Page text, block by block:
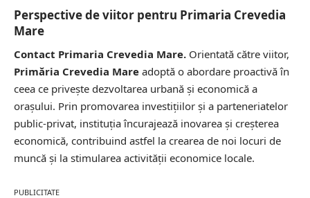
Perspective de viitor pentru Primaria Crevedia
Mare
Contact Primaria Crevedia Mare. Orientată către viitor,
Primăria Crevedia Mare adoptă o abordare proactivă în
ceea ce privește dezvoltarea urbană și economică a
orașului. Prin promovarea investițiilor și a parteneriatelor
public-privat, instituția încurajează inovarea și creșterea
economică, contribuind astfel la crearea de noi locuri de
muncă și la stimularea activității economice locale.
PUBLICITATE